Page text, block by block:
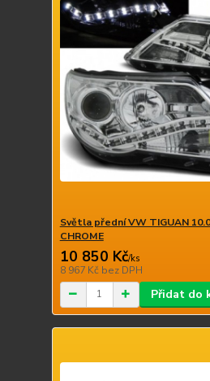
Světla přední VW TIGUAN
CHROME
10 850 Kč/ks
8 967 Kč bez DPH
Přidat do